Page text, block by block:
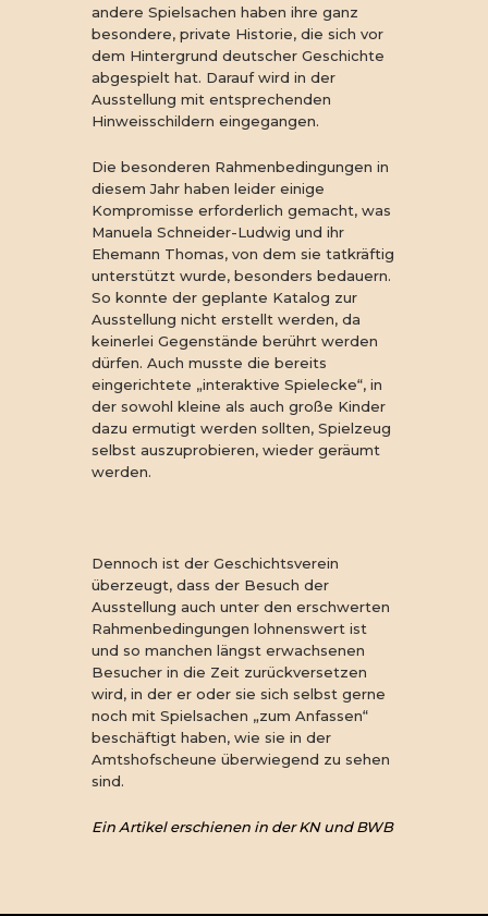
andere Spielsachen haben ihre ganz
besondere, private Historie, die sich vor
dem Hintergrund deutscher Geschichte
abgespielt hat. Darauf wird in der
Ausstellung mit entsprechenden
Hinweisschildern eingegangen.
Die besonderen Rahmenbedingungen in
diesem Jahr haben leider einige
Kompromisse erforderlich gemacht, was
Manuela Schneider-Ludwig und ihr
Ehemann Thomas, von dem sie tatkräftig
unterstützt wurde, besonders bedauern.
So konnte der geplante Katalog zur
Ausstellung nicht erstellt werden, da
keinerlei Gegenstände berührt werden
dürfen. Auch musste die bereits
eingerichtete „interaktive Spielecke“, in
der sowohl kleine als auch große Kinder
dazu ermutigt werden sollten, Spielzeug
selbst auszuprobieren, wieder geräumt
werden.
Dennoch ist der Geschichtsverein
überzeugt, dass der Besuch der
Ausstellung auch unter den erschwerten
Rahmenbedingungen lohnenswert ist
und so manchen längst erwachsenen
Besucher in die Zeit zurückversetzen
wird, in der er oder sie sich selbst gerne
noch mit Spielsachen „zum Anfassen“
beschäftigt haben, wie sie in der
Amtshofscheune überwiegend zu sehen
sind.
Ein Artikel erschienen in der KN und BWB